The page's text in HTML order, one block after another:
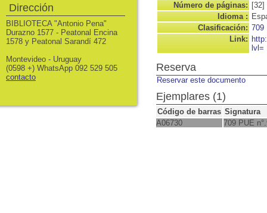
Número de páginas: [32]
Idioma :
Clasificación: 709
Link:
lvl=
Reserva
Reservar este documento
Ejemplares (1)
Código de barras Signatura
A06730
709 PUE
Dirección
BIBLIOTECA "Antonio Pena"
Durazno 1577 - Peatonal Encina
1578 y Peatonal Sarandí 472
Montevideo - Uruguay
(0598 +) WhatsApp 092 529 505
contacto